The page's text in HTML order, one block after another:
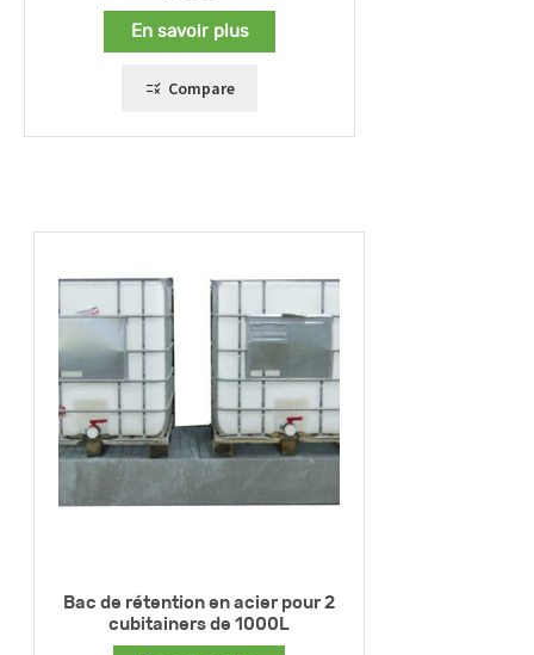
En savoir plus
Compare
Bac de rétention en acier pour 2
cubitainers de 1000L